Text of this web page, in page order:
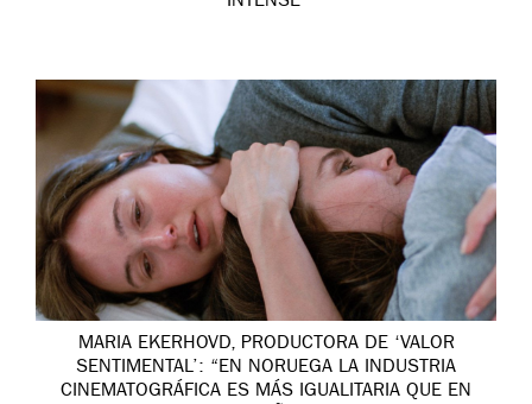
MARIA EKERHOVD, PRODUCTORA DE ‘VALOR
SENTIMENTAL’: “EN NORUEGA LA INDUSTRIA
CINEMATOGRÁFICA ES MÁS IGUALITARIA QUE EN